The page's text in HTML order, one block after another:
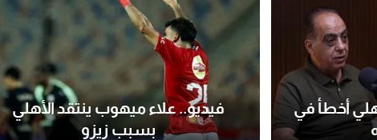
أخطأ في
فيديو.. علاء ميهوب ينتقد الأهلي
بسبب زيزو